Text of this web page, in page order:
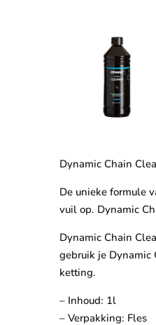
Dynamic Chain
De unieke formule
vuil op. Dynamic
Dynamic Chain
gebruik je
ketting.
– Inhoud: 1l
– Verpakking: Fles